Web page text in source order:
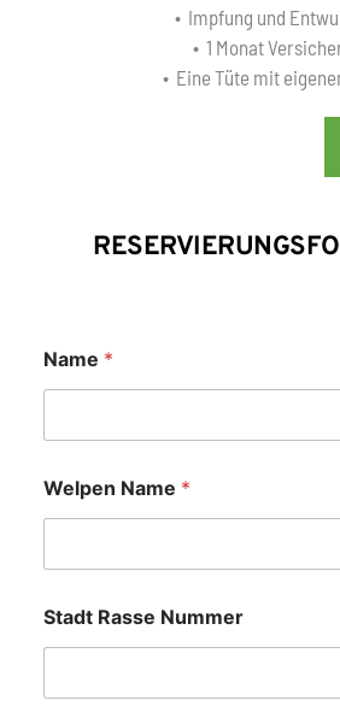
Impfung und
1 Monat
Eine Tüte mit
Name *
Welpen Name *
Stadt Rasse Nummer